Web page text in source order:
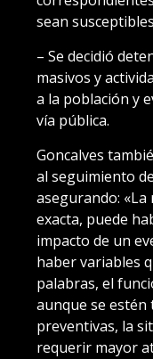
sean
– Se decidió
masivos y
a la población y
vía pública.
Goncalves
al seguimiento
asegurando:
exacta, puede
impacto de un
haber variables
palabras, el
aunque se estén
preventivas, la
requerir mayor